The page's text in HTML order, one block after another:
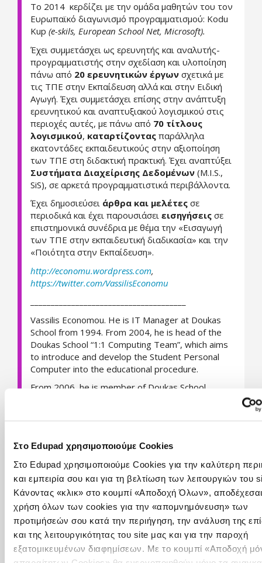
Στο Edupad χρησιμοποιούμε Cookies
Στο Edupad χρησιμοποιούμε Cookies για την καλύτερη
και εμπειρία σου και για τη βελτίωση των λειτουργιών του
Κάνοντας «κλικ» στο κουμπί «Αποδοχή Όλων»,
χρήση όλων των cookies για την «απομνημόνευση» των
προτιμήσεών σου κατά την περιήγηση, την ανάλυση της
και της λειτουργικότητας του site μας και για την παροχή
εξατομικευμένων διαφημίσεων. Με το κουμπί «Αποδοχή
To 2014 κερδίζει με την ομάδα μαθητών του τον
Ευρωπαϊκό διαγωνισμό προγραμματισμού: Kodu
Kup (e-skils, European School Net, Microsoft).
Έχει συμμετάσχει ως ερευνητής και αναλυτής-
προγραμματιστής στην σχεδίαση και υλοποίηση
πάνω από 20 ερευνητικών έργων σχετικά με
τις ΤΠΕ στην Εκπαίδευση αλλά και στην Ειδική
Αγωγή. Έχει συμμετάσχει επίσης στην ανάπτυξη
ερευνητικού και αναπτυξιακού λογισμικού στις
περιοχές αυτές, με πάνω από 70 τίτλους
λογισμικού, καταρτίζοντας παράλληλα
εκατοντάδες εκπαιδευτικούς στην αξιοποίηση
των ΤΠΕ στη διδακτική πρακτική. Έχει αναπτύξει
Συστήματα Διαχείρισης Δεδομένων (M.I.S.,
SiS), σε αρκετά προγραμματιστικά περιβάλλοντα.
Έχει δημοσιεύσει άρθρα και μελέτες σε
περιοδικά και έχει παρουσιάσει εισηγήσεις σε
επιστημονικά συνέδρια με θέμα την «Εισαγωγή
των ΤΠΕ στην εκπαιδευτική διαδικασία» και την
«Ποιότητα στην Εκπαίδευση».
http://economu.wordpress.com,
https://twitter.com/VassilisEconomu
Vassilis Economou. He is IT Manager at Doukas
School from 1994. From 2004, he is head of the
Doukas School “1:1 Computing Team”, which aims
to introduce and develop the Student Personal
Computer into the educational procedure.
From 2006, he is member of Doukas School
“Commitment to Excellence”.
In 2013 he has been nominated Expert Educator
and he represented Greece in the Microsoft
Global Forum organised in Barcelona, Spain (2014)
In 2014, he and his student team win the first
place at the European Programming
Competition Kodu Kup(e-skils, European School
Net, Microsoft)